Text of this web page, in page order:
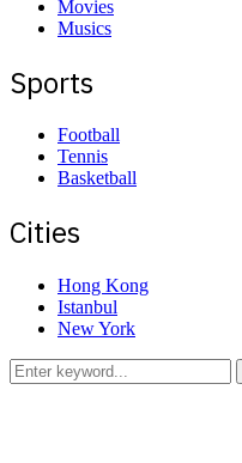
Movies
Musics
Sports
Football
Tennis
Basketball
Cities
Hong Kong
Istanbul
New York